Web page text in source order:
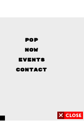
Pop
Now
Events
Contact